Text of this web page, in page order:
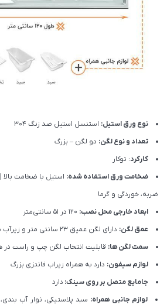
نوع ورق استیل: استنسل استیل ضد زنگ 304
تعداد و نوع لگن: دو لگن – بزرگ
کارکرد: توکار
ضخامت ورق استفاده شده:
ضربه، خوردگی و گرما
ابعاد خارجی محل نصب:
عمق لگن: دارای لگن عمیق 23 سانتی متر و زیرآب مربع
سمت لگن ها: قابلیت انتخاب لگن چپ و راست
لوازم سیفون: دارد به همراه زیراب فانتزی بزرگ
جامایع متصل بر روی سینک: دارد
لوازم جانبی همراه: سبد پلاستیکی، نوار آب